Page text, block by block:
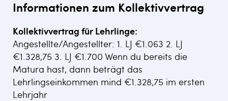
Informationen zum Kollektivvertrag
Kollektivvertrag für Lehrlinge:
Angestellte/Angestellter: 1. LJ €1.063 2. LJ
€1.328,75 3. LJ €1.700 Wenn du bereits die
Matura hast, dann beträgt das
Lehrlingseinkommen mind €1.328,75 im ersten
Lehrjahr